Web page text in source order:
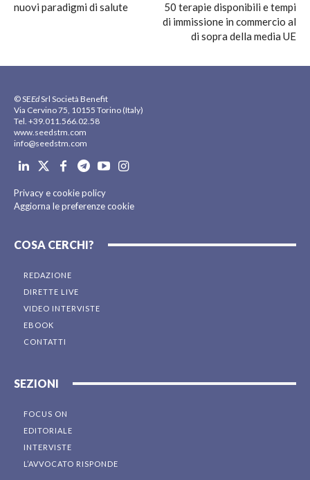
nuovi paradigmi di salute
50 terapie disponibili e tempi
di immissione in commercio al
di sopra della media UE
© SEEdSrl Società Benefit
Via Cervino 75, 10155 Torino (Italy)
Tel. +39.011.566.02.58
www.seedstm.com
info@seedstm.com
Privacy e cookie policy
Aggiorna le preferenze cookie
COSA CERCHI?
REDAZIONE
DIRETTE LIVE
VIDEO INTERVISTE
EBOOK
CONTATTI
SEZIONI
FOCUS ON
EDITORIALE
INTERVISTE
L’AVVOCATO RISPONDE